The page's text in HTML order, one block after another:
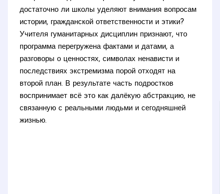
достаточно ли школы уделяют внимания вопросам
истории, гражданской ответственности и этики?
Учителя гуманитарных дисциплин признают, что
программа перегружена фактами и датами, а
разговоры о ценностях, символах ненависти и
последствиях экстремизма порой отходят на
второй план. В результате часть подростков
воспринимает всё это как далёкую абстракцию, не
связанную с реальными людьми и сегодняшней
жизнью.